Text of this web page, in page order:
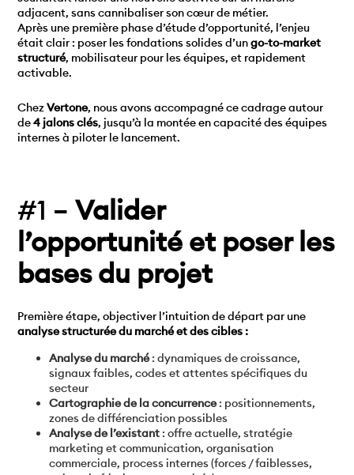
adjacent, sans cannibaliser son cœur de métier.
Après une première phase d’étude d’opportunité, l’enjeu
était clair : poser les fondations solides d’ungo-to-market
structuré, mobilisateur pour les équipes, et rapidement
activable.
ChezVertone, nous avons accompagné ce cadrage autour
de4 jalons clés, jusqu’à la montée en capacité des équipes
internes à piloter le lancement.
#1 –Valider
l’opportunité et poser les
bases du projet
Première étape, objectiver l’intuition de départ par une
analyse structurée du marché et des cibles :
Analyse du marché: dynamiques de croissance,
signaux faibles, codes et attentes spécifiques du
secteur
Cartographie de la concurrence: positionnements,
zones de différenciation possibles
Analyse de l’existant : offre actuelle, stratégie
marketing et communication, organisation
commerciale, process internes (forces / faiblesses,